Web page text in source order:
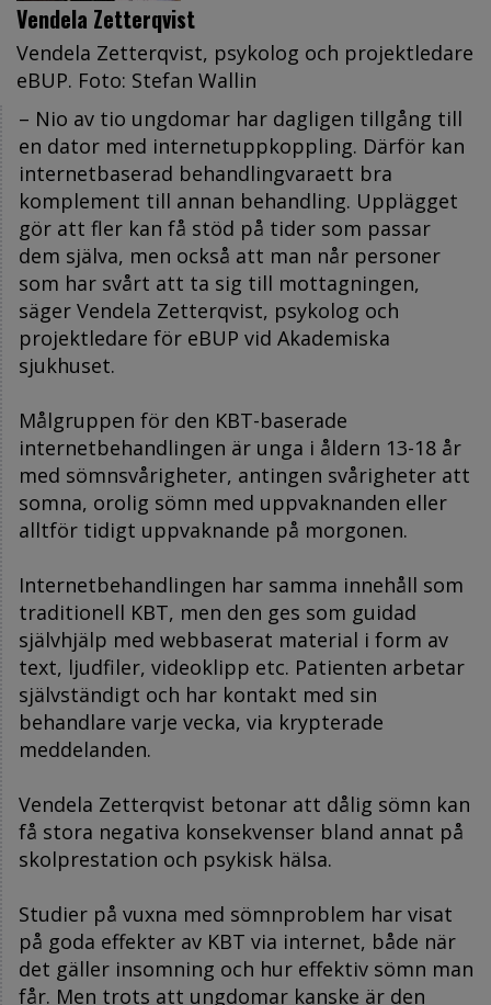
Vendela Zetterqvist
Vendela Zetterqvist, psykolog och projektledare
eBUP. Foto: Stefan Wallin
– Nio av tio ungdomar har dagligen tillgång till
en dator med internetuppkoppling. Därför kan
internetbaserad behandlingvaraett bra
komplement till annan behandling. Upplägget
gör att fler kan få stöd på tider som passar
dem själva, men också att man når personer
som har svårt att ta sig till mottagningen,
säger Vendela Zetterqvist, psykolog och
projektledare för eBUP vid Akademiska
sjukhuset.
Målgruppen för den KBT-baserade
internetbehandlingen är unga i åldern 13-18 år
med sömnsvårigheter, antingen svårigheter att
somna, orolig sömn med uppvaknanden eller
alltför tidigt uppvaknande på morgonen.
Internetbehandlingen har samma innehåll som
traditionell KBT, men den ges som guidad
självhjälp med webbaserat material i form av
text, ljudfiler, videoklipp etc. Patienten arbetar
självständigt och har kontakt med sin
behandlare varje vecka, via krypterade
meddelanden.
Vendela Zetterqvist betonar att dålig sömn kan
få stora negativa konsekvenser bland annat på
skolprestation och psykisk hälsa.
Studier på vuxna med sömnproblem har visat
på goda effekter av KBT via internet, både när
det gäller insomning och hur effektiv sömn man
får. Men trots att ungdomar kanske är den